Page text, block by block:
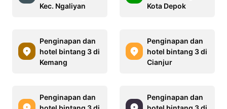
Kec. Ngaliyan
Kota Depok
Penginapan dan
hotel bintang 3 di
Kemang
Penginapan dan
hotel bintang 3 di
Cianjur
Penginapan dan
Penginapan dan